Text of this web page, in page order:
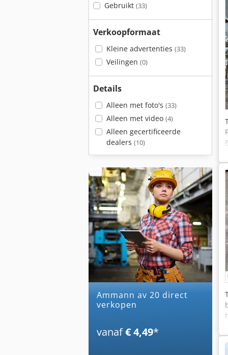
Gebruikt (33)
Verkoopformaat
Kleine advertenties (33)
Veilingen (0)
Details
Alleen met foto's (33)
Alleen met video (4)
Alleen gecertificeerde
dealers (10)
ammann av 20 direct
verkopen
vanaf€ 4,49*